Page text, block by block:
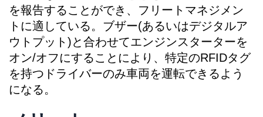
を報告することができ、フリートマネジメン
トに適している。ブザー(あるいはデジタルア
ウトプット)と合わせてエンジンスターターを
オン/オフにすることにより、特定のRFIDタグ
を持つドライバーのみ車両を運転できるよう
になる。